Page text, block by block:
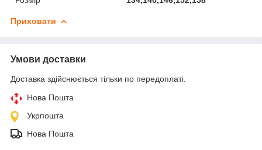
Приховати
Умови доставки
Доставка здійснюється тільки по передоплаті.
Нова Пошта
Укрпошта
Нова Пошта